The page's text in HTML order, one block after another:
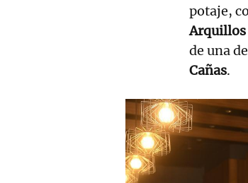
potaje,
Arquillos
de una
Cañas.